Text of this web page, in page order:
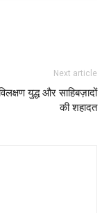
Next article
युद्ध और साहिबज़ादों
की शहादत